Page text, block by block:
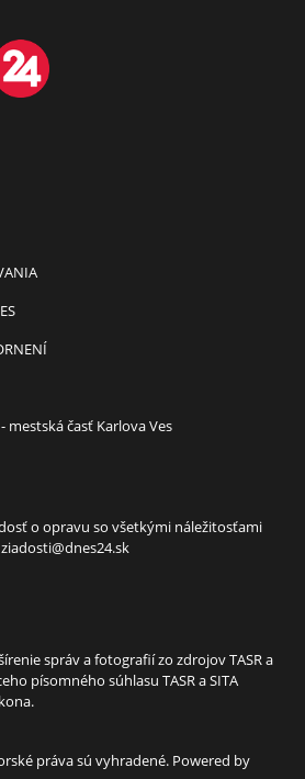
mestská časť Karlova Ves
o opravu so všetkými náležitosťami
ziadosti@dnes24.sk
správ a fotografií zo zdrojov TASR a
písomného súhlasu TASR a SITA
práva sú vyhradené. Powered by